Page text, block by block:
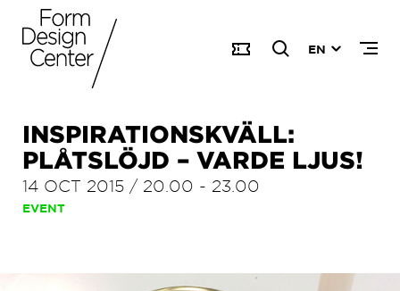
EN
INSPIRATIONSKVÄLL:
PLÅTSLÖJD – VARDE LJUS!
14 OCT 2015 / 20.00 - 23.00
EVENT